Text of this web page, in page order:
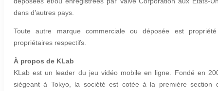
dans d’autres pays.
Toute autre marque commerciale ou déposée est
propriétaires respectifs.
À propos de KLab
KLab est un leader du jeu vidéo mobile en ligne. Fondé en
siégeant à Tokyo, la société est cotée à la première section